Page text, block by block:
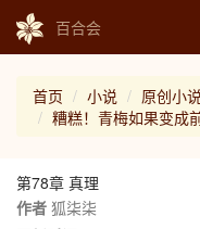
百合会
首页 小说
原创小
糟糕！青梅如果变成
第78章 真理
作者 狐柒柒